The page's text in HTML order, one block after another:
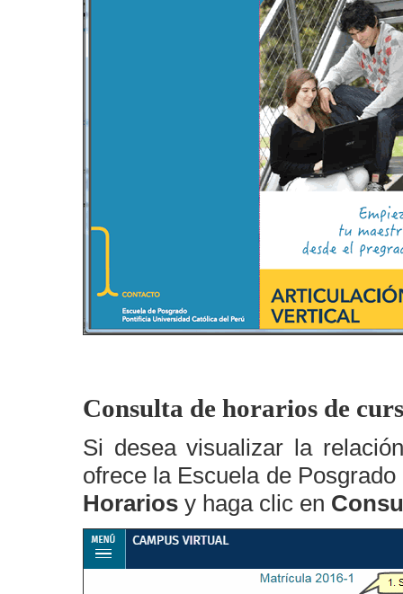
Consulta de horarios de
Si desea visualizar la
ofrece la Escuela de
Horarios y haga clic en